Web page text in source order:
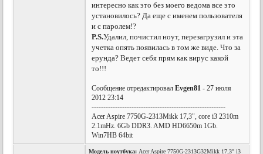
интересно как это без моего ведома все это
установилось? Да еще с именем пользователя
и с паролем!?
P.S.Удалил, почистил ноут, перезагрузил и эта
учетка опять появилась в том же виде. Что за
ерунда? Ведет себя прям как вирус какой
то!!!
Сообщение отредактировалEvgen81 - 27 июля
2012 23:14
---------------------------------------------------------
Acer Aspire 7750G-2313Mikk 17,3", core i3 2310m
2.1mHz. 6Gb DDR3. AMD HD6650m 1Gb.
Win7HB 64bit
Модель ноутбука: Acer Aspire 7750G-2313G32Mikk 17,3" i3